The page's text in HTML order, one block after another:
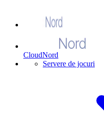
CloudNord
Servere de jocuri